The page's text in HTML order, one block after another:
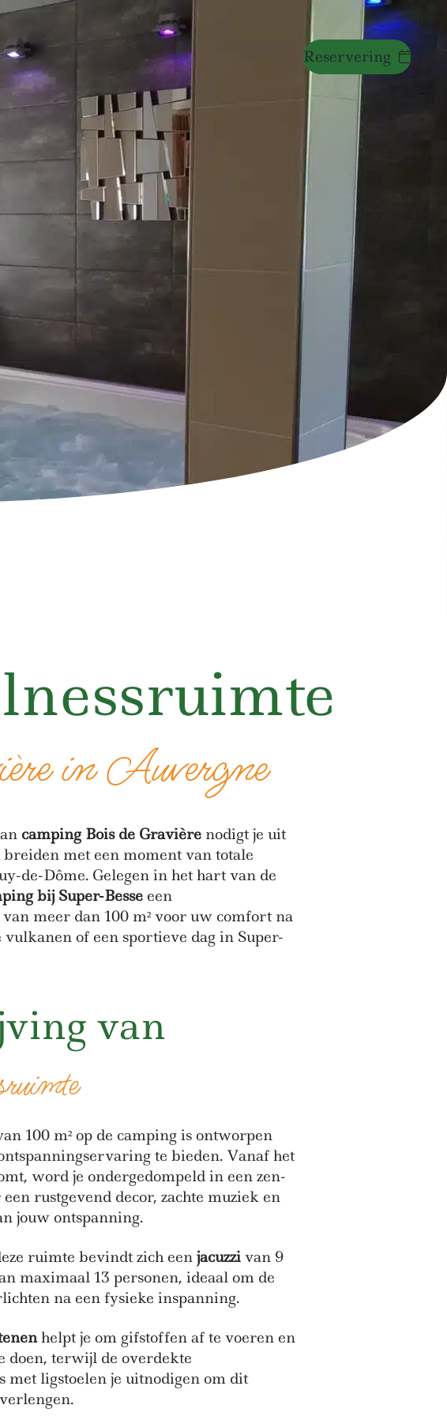
Reservering
in Auvergne
camping Bois de Gravière nodigt je uit
met een moment van totale
de-Dôme. Gelegen in het hart van de
bij Super-Besse een
meer dan 100 m² voor uw comfort na
of een sportieve dag in Super-
van
100 m² op de camping is ontworpen
te bieden. Vanaf het
word je ondergedompeld in een zen-
rustgevend decor, zachte muziek en
jouw ontspanning.
ruimte bevindt zich een jacuzzi van 9
maximaal 13 personen, ideaal om de
na een fysieke inspanning.
helpt je om gifstoffen af te voeren en
doen, terwijl de overdekte
met ligstoelen je uitnodigen om dit